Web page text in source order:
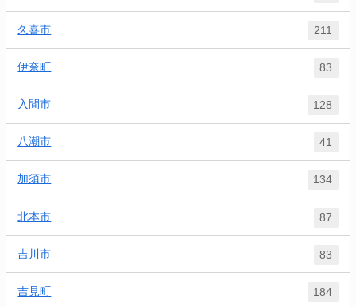
久喜市 211
伊奈町 83
入間市 128
八潮市 41
加須市 134
北本市 87
吉川市 83
吉見町 184